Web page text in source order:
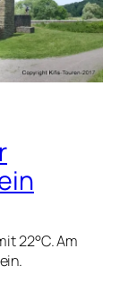
22°C. Am